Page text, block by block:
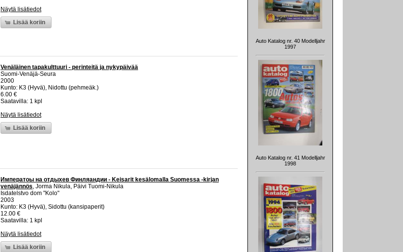
Näytä lisätiedot
Lisää koriin
Venäläinen tapakulttuuri - perinteitä ja nykypäivää
Suomi-Venäjä-Seura
2000
Kunto: K3 (Hyvä), Nidottu (pehmeäk.)
6.00 €
Saatavilla: 1 kpl
Näytä lisätiedot
Lisää koriin
Императоы на отдыхев Финляандии - Keisarit kesälomalla Suomessa -kirjan
venäjännös, Jorma Nikula, Päivi Tuomi-Nikula
Isdatelstvo dom "Kolo"
2003
Kunto: K3 (Hyvä), Sidottu (kansipaperit)
12.00 €
Saatavilla: 1 kpl
Näytä lisätiedot
Lisää koriin
Auto Katalog nr. 40 Modelljahr
1997
Auto Katalog nr. 41 Modelljahr
1998